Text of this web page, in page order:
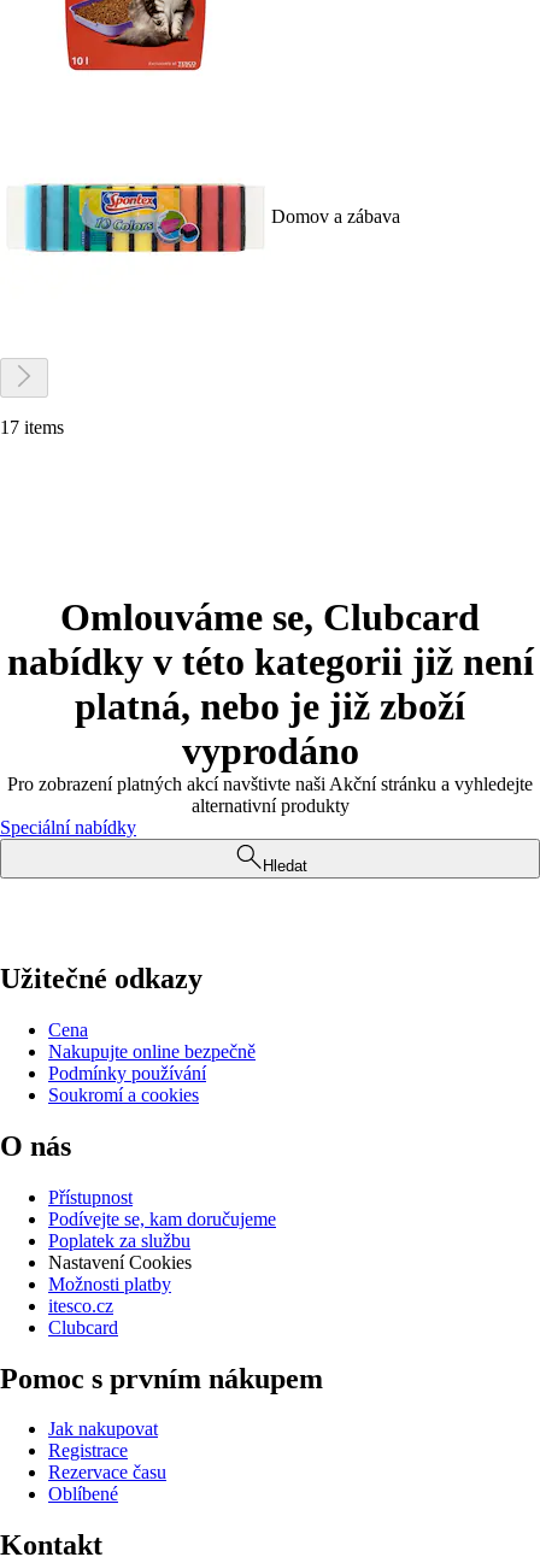
Domov a zábava
17 items
Omlouváme se, Clubcard
nabídky v této kategorii již není
platná, nebo je již zboží
vyprodáno
Pro zobrazení platných akcí navštivte naši Akční stránku a vyhledejte
alternativní produkty
Speciální nabídky
Hledat
Užitečné odkazy
Cena
Nakupujte online bezpečně
Podmínky používání
Soukromí a cookies
O nás
Přístupnost
Podívejte se, kam doručujeme
Poplatek za službu
Nastavení Cookies
Možnosti platby
itesco.cz
Clubcard
Pomoc s prvním nákupem
Jak nakupovat
Registrace
Rezervace času
Oblíbené
Kontakt